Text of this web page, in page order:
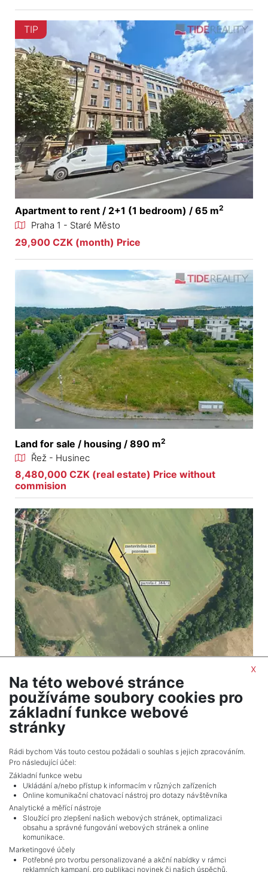
TIP
Apartment to rent / 2+1 (1 bedroom) / 65 m2
Praha 1 - Staré Město
29,900 CZK (month) Price
Land for sale / housing / 890 m2
Řež - Husinec
8,480,000 CZK (real estate) Price without
commision
Land for sale / housing / 5643 m 2
Třebohostice - Škvorec
3,550,576 CZK (real estate) Price
Adverts total2.
x
Na této webové stránce
používáme soubory cookies pro
základní funkce webové
stránky
Rádi bychom Vás touto cestou požádali o souhlas s jejich zpracováním.
Pro následující účel:
Základní funkce webu
Ukládání a/nebo přístup k informacím v různých zařízeních
Online komunikační chatovací nástroj pro dotazy návštěvníka
Analytické a měřící nástroje
Sloužící pro zlepšení našich webových stránek, optimalizaci
obsahu a správné fungování webových stránek a online
komunikace.
Marketingové účely
Potřebné pro tvorbu personalizované a akční nabídky v rámci
reklamních kampaní, pro publikaci novinek či našich úspěchů.